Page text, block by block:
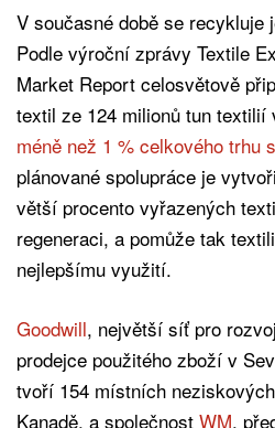
V současné době se recykluje
Podle výroční zprávy Textile
Market Report celosvětově
textil ze 124 milionů tun textilií
méně než 1 % celkového trhu
plánované spolupráce je
větší procento vyřazených
regeneraci, a pomůže tak
nejlepšímu využití.
Goodwill, největší síť pro
prodejce použitého zboží v
tvoří 154 místních
Kanadě, a společnost WM,